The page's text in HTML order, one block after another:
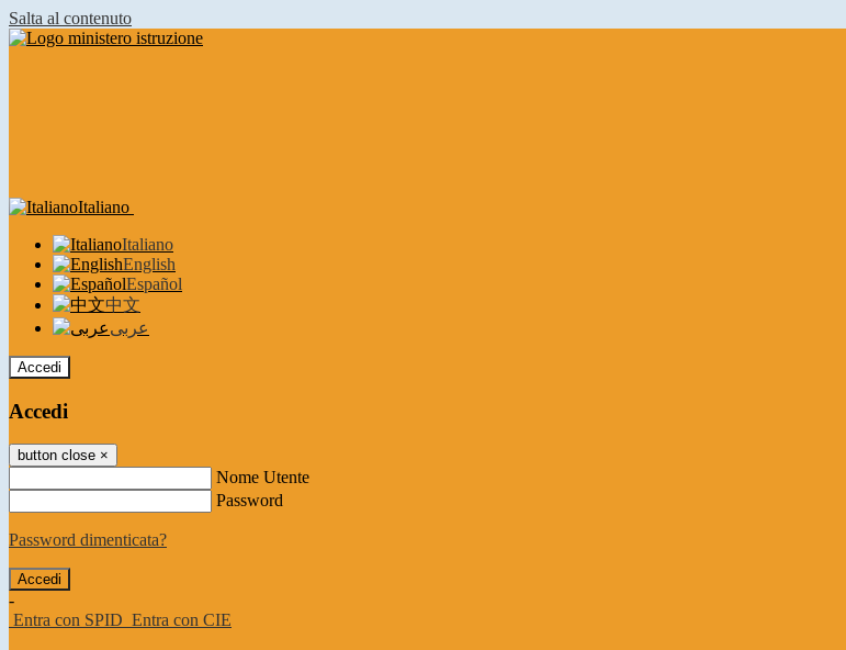
Salta al contenuto
Italiano
Italiano
English
Español
中文
عربى
Accedi
Accedi
button close ×
Nome Utente
Password
Password dimenticata?
-
Entra con SPID Entra con CIE